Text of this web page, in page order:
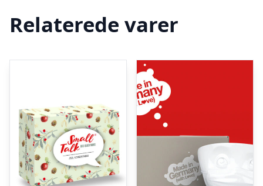
Relaterede varer